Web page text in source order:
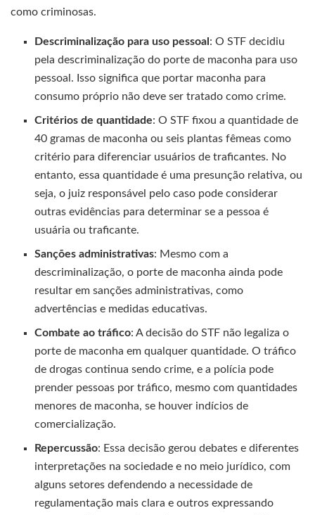
como criminosas.
Descriminalização para uso pessoal : O STF decidiu
pela descriminalização do porte de maconha para uso
pessoal. Isso significa que portar maconha para
consumo próprio não deve ser tratado como crime.
Critérios de quantidade: O STF fixou a quantidade de
40 gramas de maconha ou seis plantas fêmeas como
critério para diferenciar usuários de traficantes. No
entanto, essa quantidade é uma presunção relativa, ou
seja, o juiz responsável pelo caso pode considerar
outras evidências para determinar se a pessoa é
usuária ou traficante.
Sanções administrativas: Mesmo com a
descriminalização, o porte de maconha ainda pode
resultar em sanções administrativas, como
advertências e medidas educativas.
Combate ao tráfico: A decisão do STF não legaliza o
porte de maconha em qualquer quantidade. O tráfico
de drogas continua sendo crime, e a polícia pode
prender pessoas por tráfico, mesmo com quantidades
menores de maconha, se houver indícios de
comercialização.
Repercussão: Essa decisão gerou debates e diferentes
interpretações na sociedade e no meio jurídico, com
alguns setores defendendo a necessidade de
regulamentação mais clara e outros expressando